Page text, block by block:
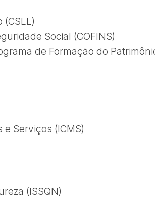
Social (COFINS)
de Formação do
Serviços (ICMS)
(ISSQN)